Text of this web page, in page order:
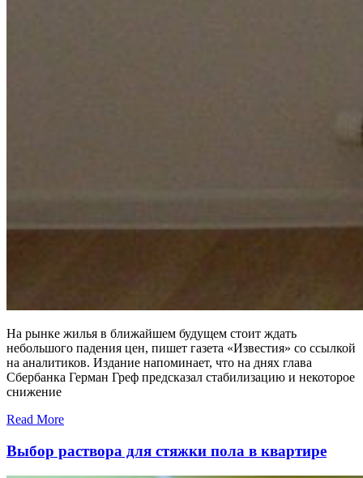
На рынке жилья в ближайшем будущем стоит ждать
небольшого падения цен, пишет газета «Известия» со ссылкой
на аналитиков. Издание напоминает, что на днях глава
Сбербанка Герман Греф предсказал стабилизацию и некоторое
снижение
Read More
Выбор раствора для стяжки пола в квартире